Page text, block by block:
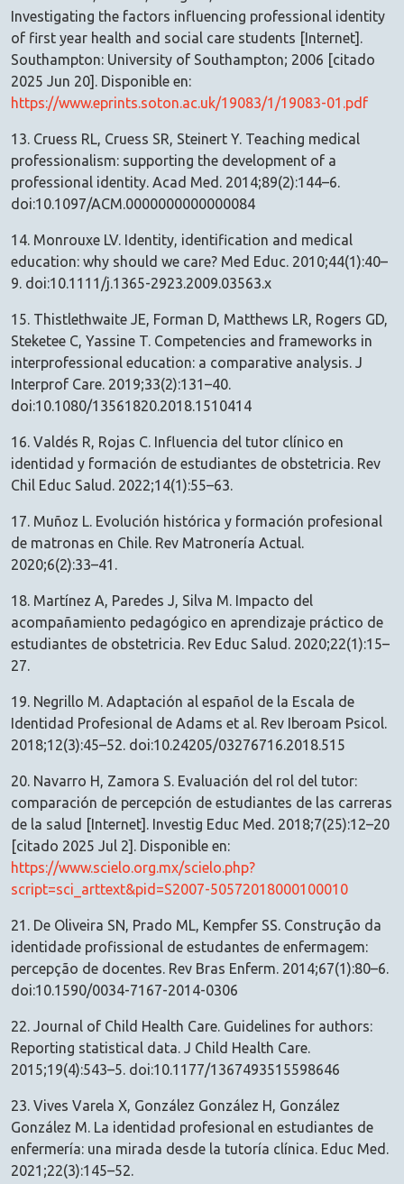
Investigating the factors influencing professional identity
of first year health and social care students [Internet].
Southampton: University of Southampton; 2006 [citado
2025 Jun 20]. Disponible en:
https://www.eprints.soton.ac.uk/19083/1/19083-01.pdf
13. Cruess RL, Cruess SR, Steinert Y. Teaching medical
professionalism: supporting the development of a
professional identity. Acad Med. 2014;89(2):144–6.
doi:10.1097/ACM.0000000000000084
14. Monrouxe LV. Identity, identification and medical
education: why should we care? Med Educ. 2010;44(1):40–
9. doi:10.1111/j.1365-2923.2009.03563.x
15. Thistlethwaite JE, Forman D, Matthews LR, Rogers GD,
Steketee C, Yassine T. Competencies and frameworks in
interprofessional education: a comparative analysis. J
Interprof Care. 2019;33(2):131–40.
doi:10.1080/13561820.2018.1510414
16. Valdés R, Rojas C. Influencia del tutor clínico en
identidad y formación de estudiantes de obstetricia. Rev
Chil Educ Salud. 2022;14(1):55–63.
17. Muñoz L. Evolución histórica y formación profesional
de matronas en Chile. Rev Matronería Actual.
2020;6(2):33–41.
18. Martínez A, Paredes J, Silva M. Impacto del
acompañamiento pedagógico en aprendizaje práctico de
estudiantes de obstetricia. Rev Educ Salud. 2020;22(1):15–
27.
19. Negrillo M. Adaptación al español de la Escala de
Identidad Profesional de Adams et al. Rev Iberoam Psicol.
2018;12(3):45–52. doi:10.24205/03276716.2018.515
20. Navarro H, Zamora S. Evaluación del rol del tutor:
comparación de percepción de estudiantes de las carreras
de la salud [Internet]. Investig Educ Med. 2018;7(25):12–20
[citado 2025 Jul 2]. Disponible en:
https://www.scielo.org.mx/scielo.php?
script=sci_arttext&pid=S2007-50572018000100010
21. De Oliveira SN, Prado ML, Kempfer SS. Construção da
identidade profissional de estudantes de enfermagem:
percepção de docentes. Rev Bras Enferm. 2014;67(1):80–6.
doi:10.1590/0034-7167-2014-0306
22. Journal of Child Health Care. Guidelines for authors:
Reporting statistical data. J Child Health Care.
2015;19(4):543–5. doi:10.1177/1367493515598646
23. Vives Varela X, González González H, González
González M. La identidad profesional en estudiantes de
enfermería: una mirada desde la tutoría clínica. Educ Med.
2021;22(3):145–52.